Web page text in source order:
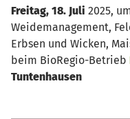
Freitag, 18. Juli 2025,
Weidemanagement,
Erbsen und Wicken,
beim BioRegio-Betrieb
Tuntenhausen